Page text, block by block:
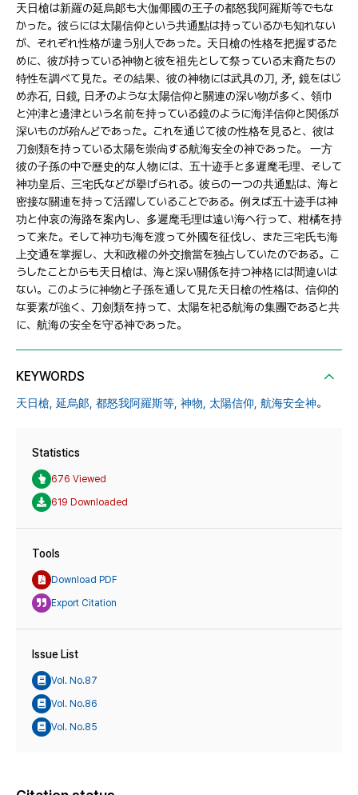
天日槍は新羅の延烏郞も大伽倻國の王子の都怒我阿羅斯等でもな
かった。彼らには太陽信仰という共通點は持っているかも知れない
が、それぞれ性格が違う別人であった。天日槍の性格を把握するた
めに、彼が持っている神物と彼を祖先として祭っている末裔たちの
特性を調べて見た。その結果、彼の神物には武具の刀, 矛, 鏡をはじ
め赤石, 日鏡, 日矛のような太陽信仰と關連の深い物が多く、領巾
と沖津と邊津という名前を持っている鏡のように海洋信仰と関係が
深いものが殆んどであった。これを通じて彼の性格を見ると、彼は
刀劍類を持っている太陽を崇尙する航海安全の神であった。 一方
彼の子孫の中で歷史的な人物には、五十迹手と多遲麾毛理、そして
神功皇后、三宅氏などが擧げられる。彼らの一つの共通點は、海と
密接な關連を持って活躍していることである。例えば五十迹手は神
功と仲哀の海路を案內し、多遲麾毛理は遠い海へ行って、柑橘を持
って来た。そして神功も海を渡って外國を征伐し、また三宅氏も海
上交通を掌握し、大和政權の外交擔當を独占していたのである。こ
うしたことからも天日槍は、海と深い關係を持つ神格には間違いは
ない。このように神物と子孫を通して見た天日槍の性格は、信仰的
な要素が強く、刀劍類を持って、太陽を祀る航海の集團であると共
に、航海の安全を守る神であった。
KEYWORDS
天日槍, 延烏郞, 都怒我阿羅斯等, 神物, 太陽信仰, 航海安全神。
Statistics
676 Viewed
619 Downloaded
Tools
Download PDF
Export Citation
Issue List
Vol. No.87
Vol. No.86
Vol. No.85